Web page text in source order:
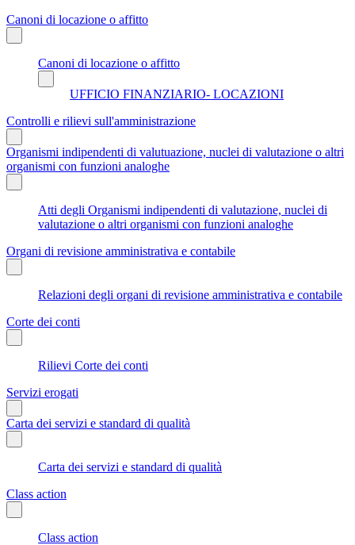
Canoni di locazione o affitto
Canoni di locazione o affitto
UFFICIO FINANZIARIO- LOCAZIONI
Controlli e rilievi sull'amministrazione
Organismi indipendenti di valutuazione, nuclei di valutazione o altri
organismi con funzioni analoghe
Atti degli Organismi indipendenti di valutazione, nuclei di
valutazione o altri organismi con funzioni analoghe
Organi di revisione amministrativa e contabile
Relazioni degli organi di revisione amministrativa e contabile
Corte dei conti
Rilievi Corte dei conti
Servizi erogati
Carta dei servizi e standard di qualità
Carta dei servizi e standard di qualità
Class action
Class action